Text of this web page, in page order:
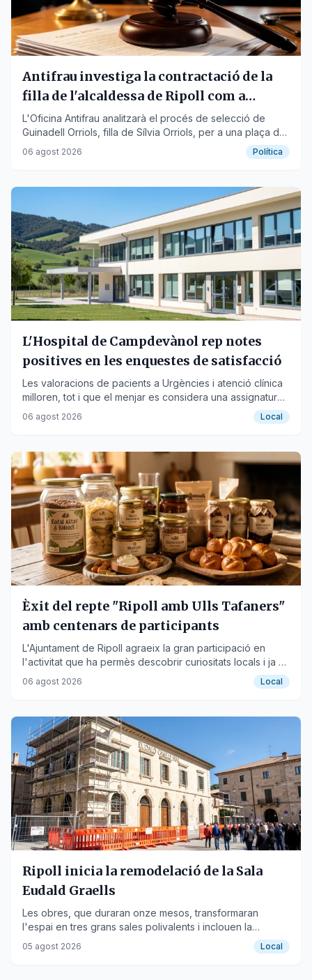
Antifrau investiga la contractació de la
filla de l'alcaldessa de Ripoll com a
policia
L'Oficina Antifrau analitzarà el procés de selecció de
Guinadell Orriols, filla de Sílvia Orriols, per a una plaça de
policia local.
06 agost 2026 Política
L'Hospital de Campdevànol rep notes
positives en les enquestes de satisfacció
Les valoracions de pacients a Urgències i atenció clínica
milloren, tot i que el menjar es considera una assignatura
pendent.
06 agost 2026 Local
Èxit del repte "Ripoll amb Ulls Tafaners"
amb centenars de participants
L'Ajuntament de Ripoll agraeix la gran participació en
l'activitat que ha permès descobrir curiositats locals i ja es
planteja una nova edició.
06 agost 2026 Local
Ripoll inicia la remodelació de la Sala
Eudald Graells
Les obres, que duraran onze mesos, transformaran
l'espai en tres grans sales polivalents i inclouen la
reforma de la Plaça de l'Escorxador.
05 agost 2026 Local